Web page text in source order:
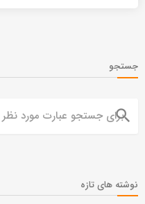
جستجو
search
نوشته های تازه